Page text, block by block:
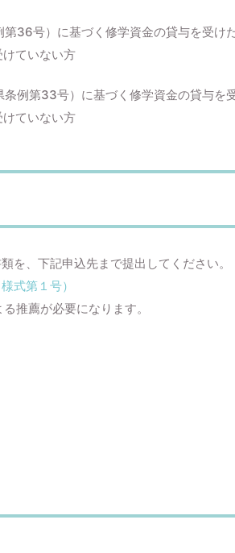
36号）に基づく修学資金の貸与を受けた
ていない方
第33号）に基づく修学資金の貸与を受
ていない方
を、下記申込先まで提出してください。
式第１号）
推薦が必要になります。